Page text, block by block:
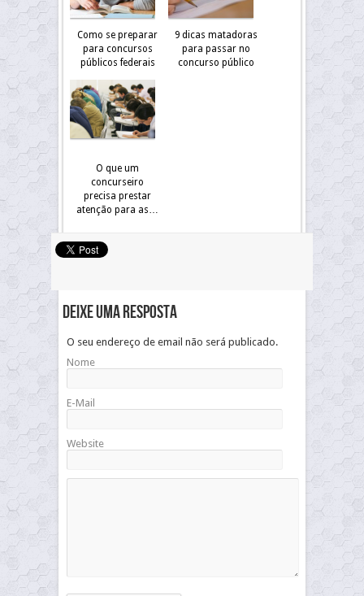
Como se preparar
para concursos
públicos federais
9 dicas matadoras
para passar no
concurso público
O que um
concurseiro
precisa prestar
atenção para as…
Deixe uma resposta
O seu endereço de email não será publicado.
Nome
E-Mail
Website